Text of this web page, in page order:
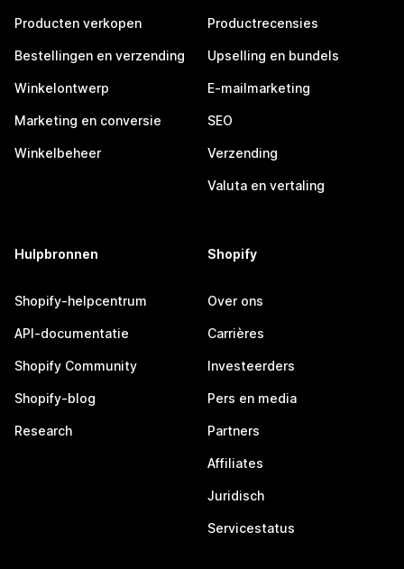
Producten verkopen
Bestellingen en verzending
Winkelontwerp
Marketing en conversie
Winkelbeheer
Productrecensies
Upselling en bundels
E-mailmarketing
SEO
Verzending
Valuta en vertaling
Hulpbronnen
Shopify-helpcentrum
API-documentatie
Shopify Community
Shopify-blog
Research
Shopify
Over ons
Carrières
Investeerders
Pers en media
Partners
Affiliates
Juridisch
Servicestatus